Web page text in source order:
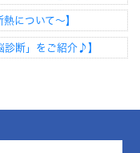
について～】
診断」をご紹介♪】